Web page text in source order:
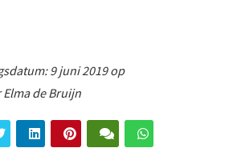
9 juni 2019 op
de Bruijn